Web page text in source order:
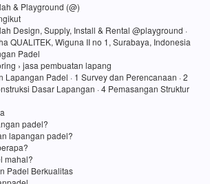
& Playground (@)
Design, Supply, Install & Rental @playground ·
QUALITEK, Wiguna II no 1, Surabaya, Indonesia
Padel
› jasa pembuatan lapang
Lapangan Padel · 1 Survey dan Perencanaan · 2
Dasar Lapangan · 4 Pemasangan Struktur
padel?
lapangan padel?
mahal?
Padel Berkualitas